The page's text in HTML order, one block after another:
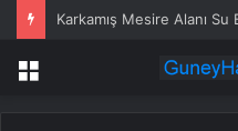
Karkamış Mesire Alanı Su
Menü